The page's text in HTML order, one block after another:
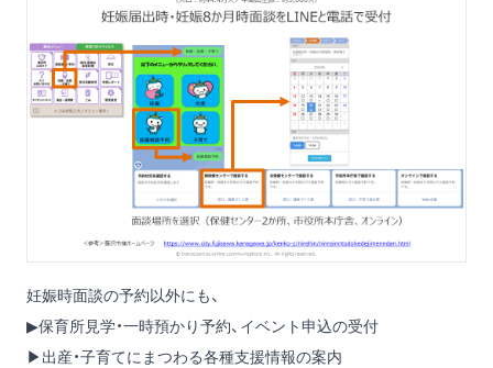
妊娠時面談の予約以外にも、
▶保育所見学・一時預かり予約、イベント申込の受付
▶出産・子育てにまつわる各種支援情報の案内